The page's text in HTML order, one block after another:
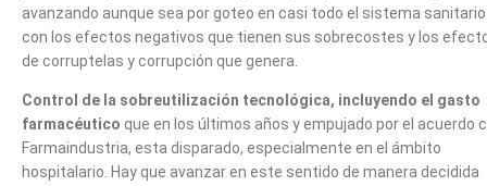
avanzando aunque sea por goteo en casi todo el sistema sanitario
con los efectos negativos que tienen sus sobrecostes y los
de corruptelas y corrupción que genera.
Control de la sobreutilización tecnológica, incluyendo el gasto
farmacéutico que en los últimos años y empujado por el acuerdo
Farmaindustria, esta disparado, especialmente en el ámbito
hospitalario. Hay que avanzar en este sentido de manera decidida